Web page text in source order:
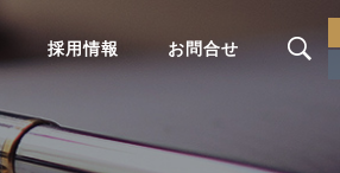
採用情報 お問合せ